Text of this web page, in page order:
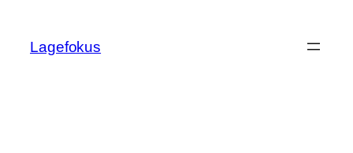
content
Lagefokus